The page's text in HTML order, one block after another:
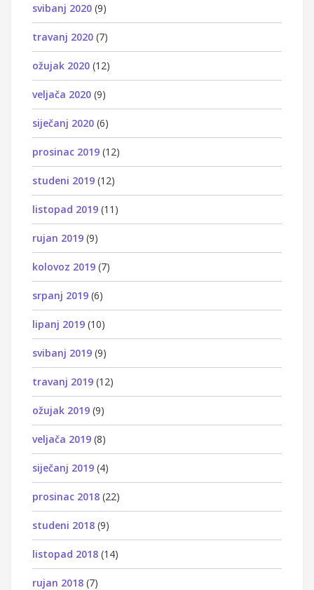
svibanj 2020 (9)
travanj 2020 (7)
ožujak 2020 (12)
veljača 2020 (9)
siječanj 2020 (6)
prosinac 2019 (12)
studeni 2019 (12)
listopad 2019 (11)
rujan 2019 (9)
kolovoz 2019 (7)
srpanj 2019 (6)
lipanj 2019 (10)
svibanj 2019 (9)
travanj 2019 (12)
ožujak 2019 (9)
veljača 2019 (8)
siječanj 2019 (4)
prosinac 2018 (22)
studeni 2018 (9)
listopad 2018 (14)
rujan 2018 (7)